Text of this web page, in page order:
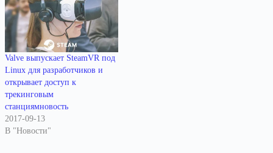
Valve выпускает SteamVR под
Linux для разработчиков и
открывает доступ к
трекинговым
станциямновость
2017-09-13
В "Новости"